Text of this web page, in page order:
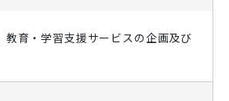
教育・学習支援サービスの企画及び